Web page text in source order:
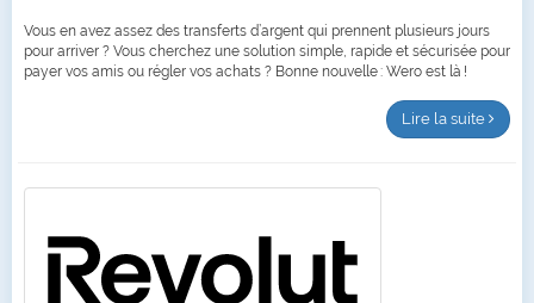
Vous en avez assez des transferts d’argent qui prennent plusieurs jours
pour arriver ? Vous cherchez une solution simple, rapide et sécurisée pour
payer vos amis ou régler vos achats ? Bonne nouvelle : Wero est là !
Lire la suite